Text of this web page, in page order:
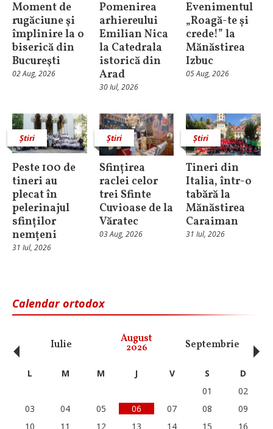
Moment de
rugăciune şi
împlinire la o
biserică din
Bucureşti
02 Aug, 2026
Pomenirea
arhiereului
Emilian Nica
la Catedrala
istorică din
Arad
30 Iul, 2026
Evenimentul
„Roagă-te și
crede!” la
Mănăstirea
Izbuc
05 Aug, 2026
Știri
Peste 100 de
tineri au
plecat în
pelerinajul
sfinților
nemțeni
31 Iul, 2026
Știri
Sfințirea
raclei celor
trei Sfinte
Cuvioase de la
Văratec
03 Aug, 2026
Știri
Tineri din
Italia, într-o
tabără la
Mănăstirea
Caraiman
31 Iul, 2026
Calendar ortodox
Iulie August
2026 Septembrie
‹ L M M J V S
D
01
02
03
04 05 06 07 08
09
10
11 12 13 14 15
16